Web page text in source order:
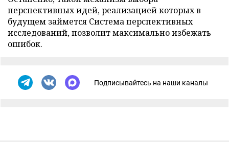
перспективных идей, реализацией которых в
будущем займется Система перспективных
исследований, позволит максимально избежать
ошибок.
Подписывайтесь на наши каналы